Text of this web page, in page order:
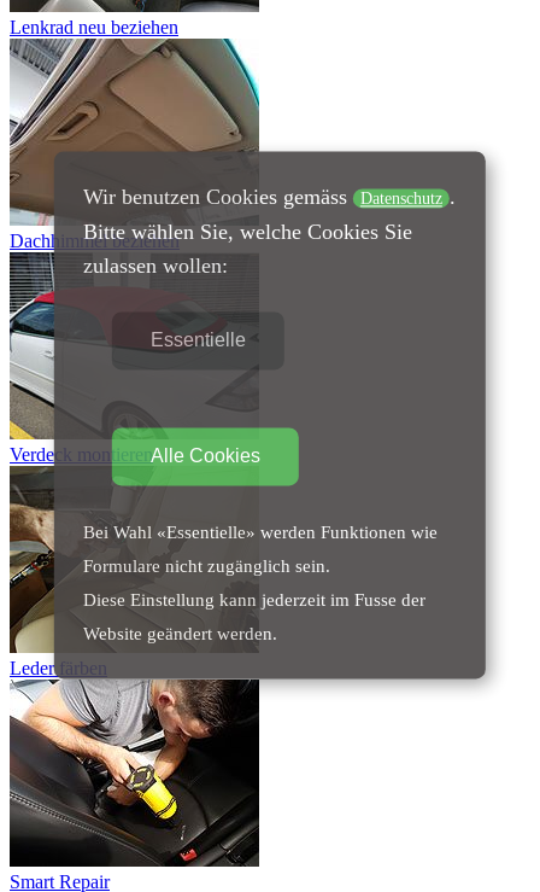
Lenkrad neu beziehen
Dachhimmel beziehen
Verdeck montieren
Leder färben
Smart Repair
Wir benutzen Cookies gemäss Datenschutz .
Bitte wählen Sie, welche Cookies Sie
zulassen wollen:
Essentielle
Alle Cookies
Bei Wahl «Essentielle» werden Funktionen wie
Formulare nicht zugänglich sein.
Diese Einstellung kann jederzeit im Fusse der
Website geändert werden.